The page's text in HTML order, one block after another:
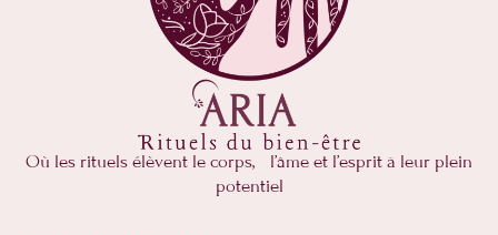
Où les rituels élèvent le corps, l’âme et l’esprit à leur plein
potentiel